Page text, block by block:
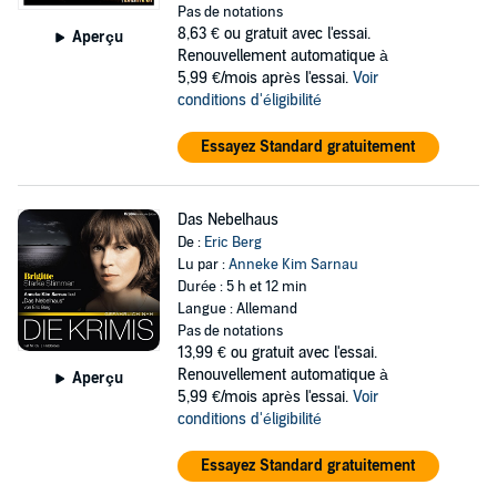
Aperçu
Pas de notations
8,63 € ou gratuit avec l'essai.
Renouvellement automatique à
5,99 €/mois après l'essai. Voir
conditions d'éligibilité
Essayez Standard gratuitement
Aperçu
Das Nebelhaus
De : Eric Berg
Lu par :Anneke Kim Sarnau
Durée : 5 h et 12 min
Langue : Allemand
Pas de notations
13,99 € ou gratuit avec l'essai.
Renouvellement automatique à
5,99 €/mois après l'essai. Voir
conditions d'éligibilité
Essayez Standard gratuitement